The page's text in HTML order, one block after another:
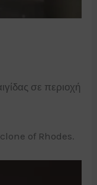
σε περιοχή
of Rhodes.